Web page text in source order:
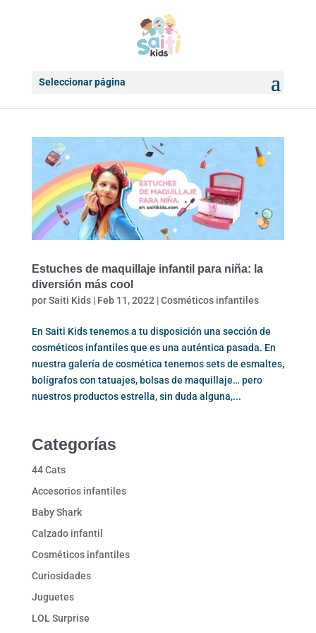
Seleccionar página
Estuches de maquillaje infantil para niña: la
diversión más cool
porSaiti Kids| Feb 11, 2022|Cosméticos infantiles
En Saiti Kids tenemos a tu disposición una sección de
cosméticos infantiles que es una auténtica pasada. En
nuestra galería de cosmética tenemos sets de esmaltes,
bolígrafos con tatuajes, bolsas de maquillaje… pero
nuestros productos estrella, sin duda alguna,...
Categorías
44 Cats
Accesorios infantiles
Baby Shark
Calzado infantil
Cosméticos infantiles
Curiosidades
Juguetes
LOL Surprise